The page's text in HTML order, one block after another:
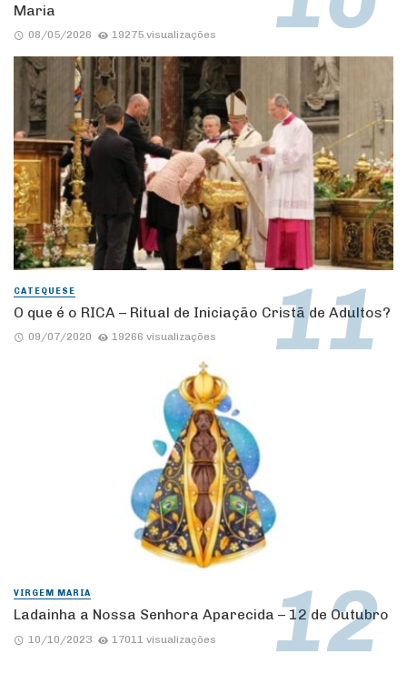
Maria
08/05/2026 19275 visualizações
CATEQUESE
O que é o RICA – Ritual de Iniciação Cristã de Adultos?
09/07/2020 19266 visualizações
VIRGEM MARIA
Ladainha a Nossa Senhora Aparecida – 12 de Outubro
10/10/2023 17011 visualizações